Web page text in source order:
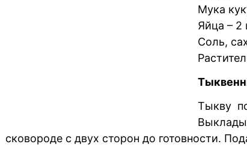
Мука
Яйца – 2
Соль,
Тыкву
сковороде с двух сторон до готовности.